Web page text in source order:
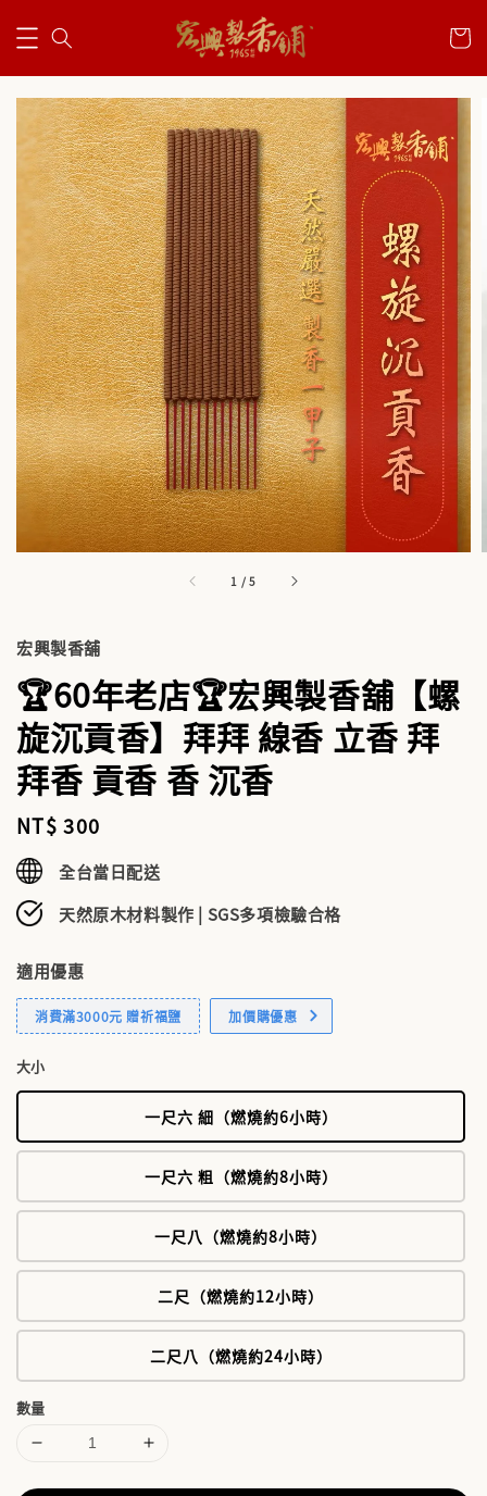
1 /5
宏興製香舖
🏆60年老店🏆宏興製香舖【螺
旋沉貢香】拜拜 線香 立香 拜
拜香 貢香 香 沉香
Regular
price
NT$ 300
全台當日配送
天然原木材料製作 | SGS多項檢驗合格
適用優惠
消費滿3000元 贈祈福鹽 加價購優惠
大小
一尺六 細（燃燒約6小時）
一尺六 粗（燃燒約8小時）
一尺八（燃燒約8小時）
二尺（燃燒約12小時）
二尺八（燃燒約24小時）
數量